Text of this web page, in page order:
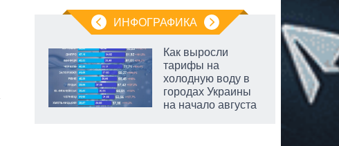
ИНФОГРАФИКА
Как выросли
тарифы на
холодную воду в
городах Украины
на начало августа